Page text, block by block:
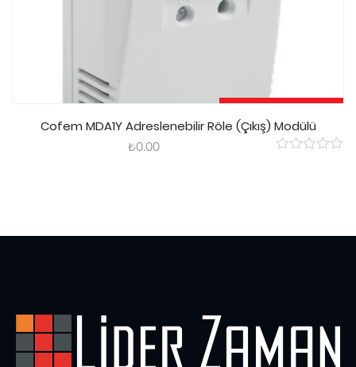
Cofem MDA1Y Adreslenebilir Röle (Çıkış) Modülü
₺0.00